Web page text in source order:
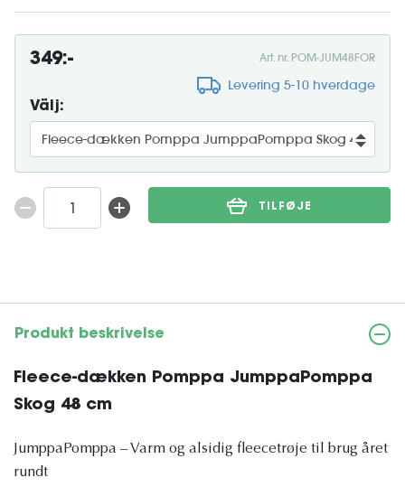
349:- Art. nr. POM-JUM48FOR
Levering 5-10 hverdage
Välj:
TILFØJE
Produkt beskrivelse
Fleece-dækken Pomppa JumppaPomppa
Skog 48 cm
JumppaPomppa – Varm og alsidig fleecetrøje til brug året
rundt